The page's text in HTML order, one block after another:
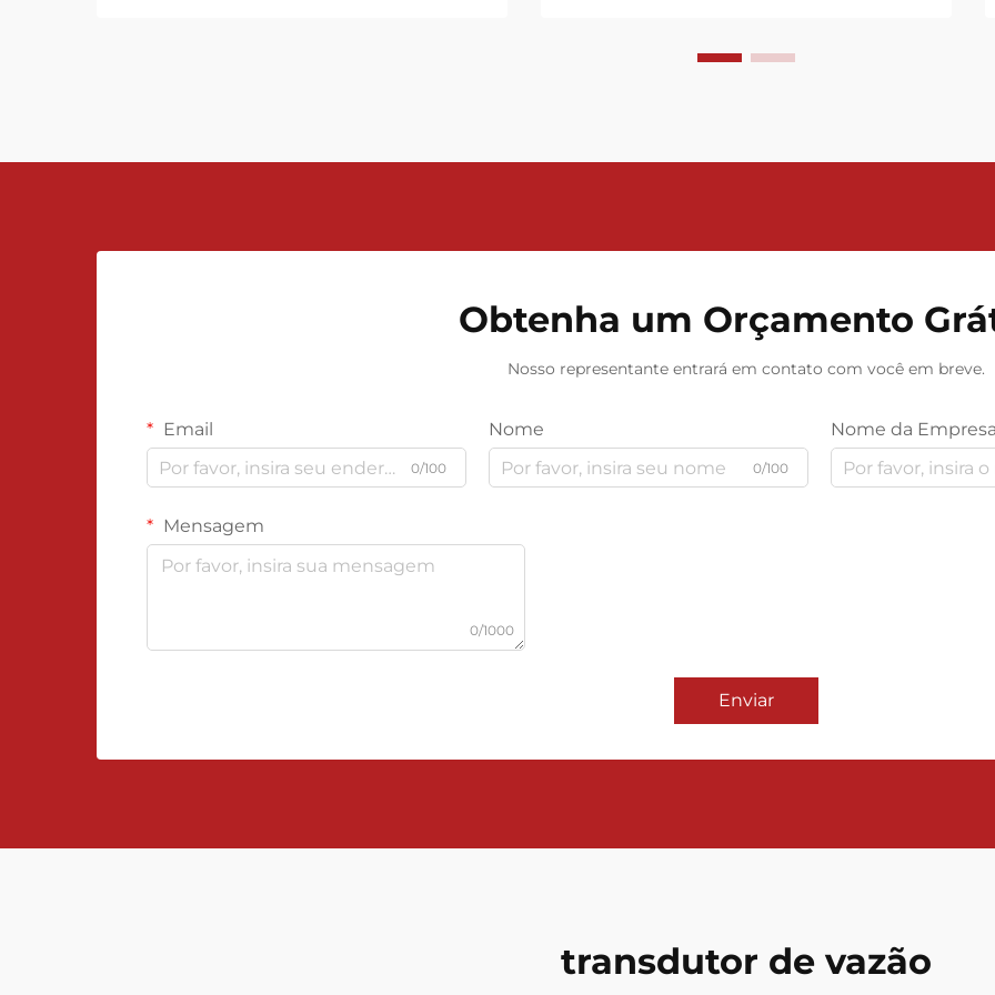
Obtenha um Orçamento
Nosso representante entrará em contato com você em breve.
Email
0/100
Nome
0/100
Nome da Empresa
Mensagem
0/1000
Enviar
transdutor de vazão